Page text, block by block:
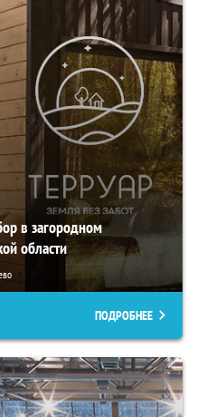
в загородном
области
ПОДРОБНЕЕ